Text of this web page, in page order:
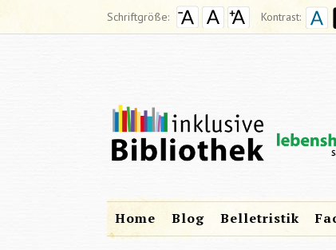
Schriftgröße: Kontrast:
Home Blog Belletristik